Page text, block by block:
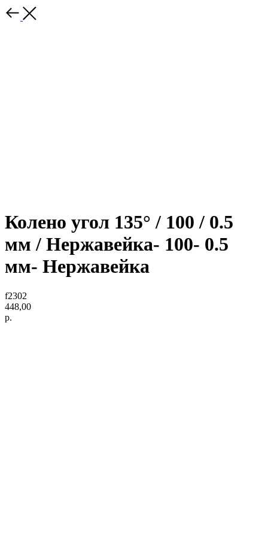
Колено угол 135° / 100 / 0.5
мм / Нержавейка- 100- 0.5
мм- Нержавейка
f2302
448,00
р.